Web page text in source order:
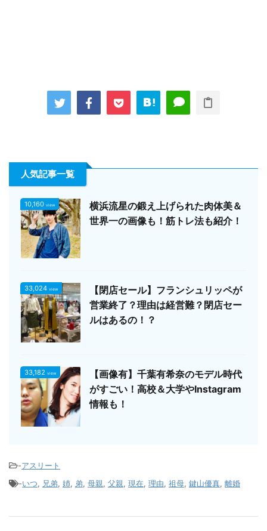
人気記事一覧
10,160 view
横浜流星の鍛え上げられた肉体美＆
世界一の画像も！筋トレ法も紹介！
33,024 view
【閉店セール】フランシュリッペが
営業終了？理由は経営難？閉店セー
ルはあるの！？
33,182 view
【画像有】千葉有希奈のモデル時代
がすごい！高校＆大学やInstagram
情報も！
-アスリート
-いつ, 兄弟, 姉, 弟, 母親, 父親, 現在, 理由, 祖母, 鍵山優真, 離婚